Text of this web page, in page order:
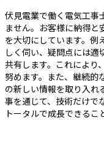
伏見電業で働く電気工事
ません。お客様に納得と
を大切にしています。例
しく伺い、疑問点には
共有します。これにより
努めます。また、継続的
の新しい情報を取り入れ
事を通じて、技術だけで
トータルで成長できるこ